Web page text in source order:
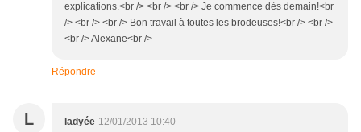
explications.<br /> <br /> <br /> Je commence dès demain!<br
/> <br /> <br /> Bon travail à toutes les brodeuses!<br /> <br />
<br /> Alexane<br />
Répondre
L ladyée 12/01/2013 10:40